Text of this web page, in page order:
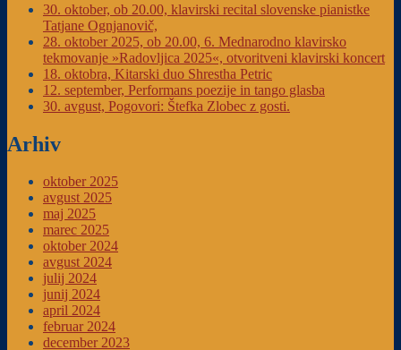
30. oktober, ob 20.00, klavirski recital slovenske pianistke
Tatjane Ognjanovič,
28. oktober 2025, ob 20.00, 6. Mednarodno klavirsko
tekmovanje »Radovljica 2025«, otvoritveni klavirski koncert
18. oktobra, Kitarski duo Shrestha Petric
12. september, Performans poezije in tango glasba
30. avgust, Pogovori: Štefka Zlobec z gosti.
Arhiv
oktober 2025
avgust 2025
maj 2025
marec 2025
oktober 2024
avgust 2024
julij 2024
junij 2024
april 2024
februar 2024
december 2023